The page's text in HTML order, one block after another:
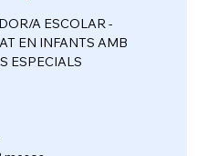
A ESCOLAR -
EN INFANTS AMB
ESPECIALS